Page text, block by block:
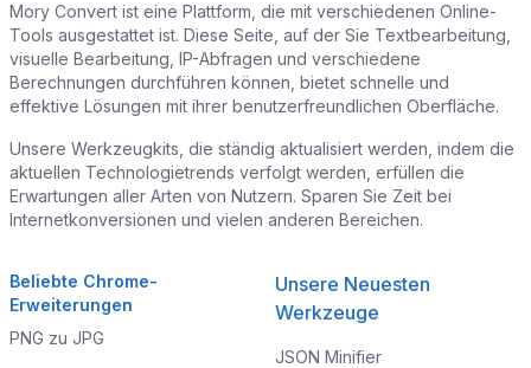
Mory Convert ist eine Plattform, die mit verschiedenen Online-
Tools ausgestattet ist. Diese Seite, auf der Sie Textbearbeitung,
visuelle Bearbeitung, IP-Abfragen und verschiedene
Berechnungen durchführen können, bietet schnelle und
effektive Lösungen mit ihrer benutzerfreundlichen Oberfläche.
Unsere Werkzeugkits, die ständig aktualisiert werden, indem die
aktuellen Technologietrends verfolgt werden, erfüllen die
Erwartungen aller Arten von Nutzern. Sparen Sie Zeit bei
Internetkonversionen und vielen anderen Bereichen.
Beliebte Chrome-
Erweiterungen
PNG zu JPG
Unsere Neuesten
Werkzeuge
JSON Minifier